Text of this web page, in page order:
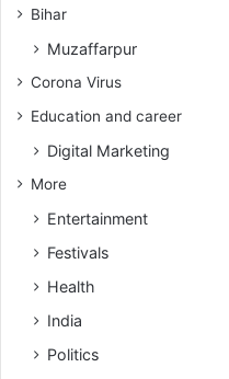
Bihar
Muzaffarpur
Corona Virus
Education and career
Digital Marketing
More
Entertainment
Festivals
Health
India
Politics